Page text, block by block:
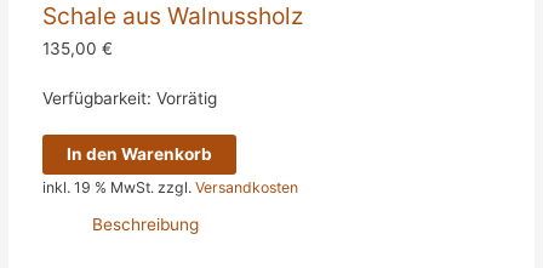
Schale aus Walnussholz
135,00 €
Verfügbarkeit: Vorrätig
Schale
aus
In den Warenkorb
inkl. 19 % MwSt. zzgl. Versandkosten
Beschreibung